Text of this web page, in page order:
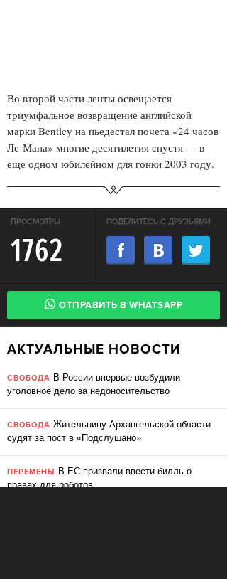
Во второй части ленты освещается
триумфальное возвращение английской
марки Bentley на пьедестал почета «24 часов
Ле-Мана» многие десятилетия спустя — в
еще одном юбилейном для гонки 2003 году.
ПРОСМОТРЫ
1762
ПОДЕЛИТЕСЬ С ДРУЗЬЯМИ
ОТПРАВИТЬ В WHATSAPP
АКТУАЛЬНЫЕ НОВОСТИ
СВОБОДА В России впервые возбудили
уголовное дело за недоносительство
СВОБОДА Жительницу Архангельской области
судят за пост в «Подслушано»
ПЕРЕМЕНЫ В ЕС призвали ввести билль о
правах для роботов